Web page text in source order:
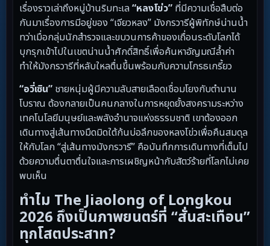
เรื่องราวเล่าถึงหมู่บ้านริมทะเล “หลงโข่ว” ที่มีความเชื่อสืบต่อ
กันมาเรื่องการมีอยู่ของ “เจียวหลง” มังกรวารีผู้พิทักษ์น่านน้ำ
ทว่าเมื่อกลุ่มนักสำรวจและขบวนการค้าของเถื่อนระดับโลกได้
บุกรุกเข้าไปในเขตน่านน้ำศักดิ์สิทธิ์เพื่อค้นหาอัญมณีล้ำค่า
ทำให้มังกรวารีที่หลับใหลตื่นขึ้นพร้อมกับความโกรธเกรี้ยว
“อวี่เซิน” ชายหนุ่มผู้มีความลับสายเลือดเชื่อมโยงกับตำนาน
โบราณ ต้องกลายเป็นคนกลางในการหยุดยั้งสงครามระหว่าง
เทคโนโลยีมนุษย์และพลังอำนาจแห่งธรรมชาติ เขาต้องออก
เดินทางสู่เส้นทางมืดมิดใต้ก้นบ่อลึกของหลงโข่วเพื่อคืนสมดุล
ให้กับโลก “สู่เส้นทางมังกรวารี” คือบันทึกการเดินทางที่เต็มไป
ด้วยความตื่นตาตื่นใจและการเผชิญหน้ากับสัตว์ร้ายที่โลกไม่เคย
พบเห็น
ทำไม The Jiaolong of Longkou
2026 ถึงเป็นภาพยนตร์ที่ “สั่นสะเทือน”
ทุกโสตประสาท?